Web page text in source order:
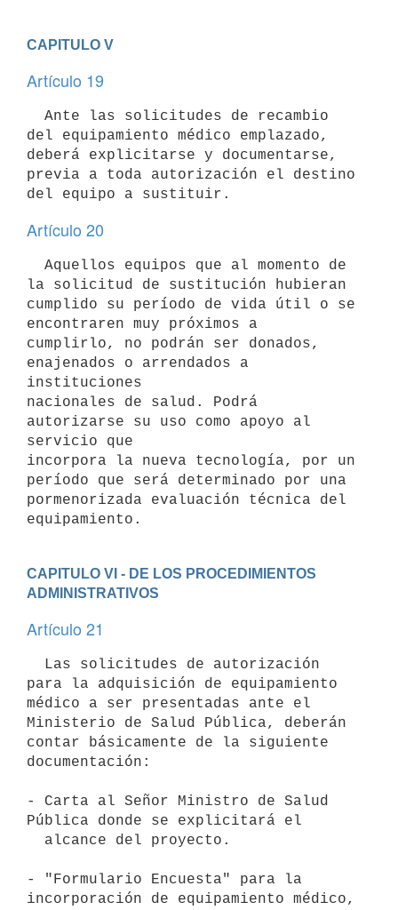
CAPITULO V
Artículo 19
del equipamiento médico emplazado,
deberá explicitarse y documentarse,
previa a toda autorización el destino
Artículo 20
la solicitud de sustitución hubieran
cumplido su período de vida útil o se
encontraren muy próximos a
cumplirlo, no podrán ser donados,
enajenados o arrendados a
instituciones
nacionales de salud. Podrá
autorizarse su uso como apoyo al
servicio que
incorpora la nueva tecnología, por un
período que será determinado por una
pormenorizada evaluación técnica del
CAPITULO VI - DE LOS PROCEDIMIENTOS
ADMINISTRATIVOS
Artículo 21
para la adquisición de equipamiento
médico a ser presentadas ante el
Ministerio de Salud Pública, deberán
contar básicamente de la siguiente
documentación:
- Carta al Señor Ministro de Salud
Pública donde se explicitará el
- "Formulario Encuesta" para la
incorporación de equipamiento médico,